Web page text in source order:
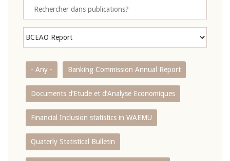
- Any - Banking Commission Annual Report
Documents d’Etude et d’Analyse Economiques
Financial Inclusion statistics in WAEMU
Quaterly Statistical Bulletin